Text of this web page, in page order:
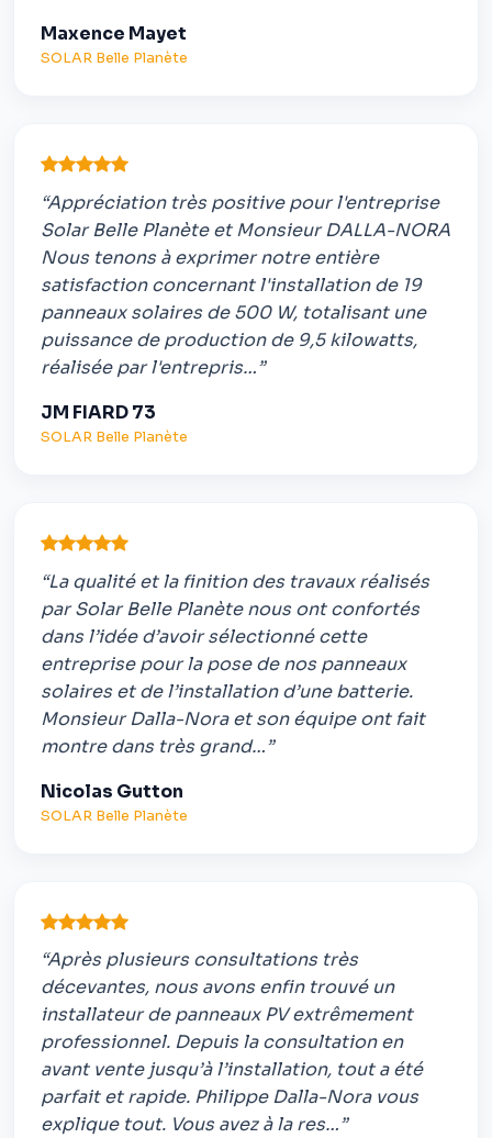
Maxence Mayet
SOLAR Belle Planète
“Appréciation très positive pour l'entreprise
Solar Belle Planète et Monsieur DALLA-NORA
Nous tenons à exprimer notre entière
satisfaction concernant l'installation de 19
panneaux solaires de 500 W, totalisant une
puissance de production de 9,5 kilowatts,
réalisée par l'entrepris…”
JM FIARD 73
SOLAR Belle Planète
“La qualité et la finition des travaux réalisés
par Solar Belle Planète nous ont confortés
dans l’idée d’avoir sélectionné cette
entreprise pour la pose de nos panneaux
solaires et de l’installation d’une batterie.
Monsieur Dalla-Nora et son équipe ont fait
montre dans très grand…”
Nicolas Gutton
SOLAR Belle Planète
“Après plusieurs consultations très
décevantes, nous avons enfin trouvé un
installateur de panneaux PV extrêmement
professionnel. Depuis la consultation en
avant vente jusqu’à l’installation, tout a été
parfait et rapide. Philippe Dalla-Nora vous
explique tout. Vous avez à la res…”